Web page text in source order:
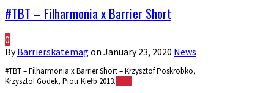
#TBT – Filharmonia x Barrier Short
0
ByBarrierskatemag on January 23, 2020 News
#TBT – Filharmonia x Barrier Short – Krzysztof Poskrobko,
Krzysztof Godek, Piotr Kiełb 2013.